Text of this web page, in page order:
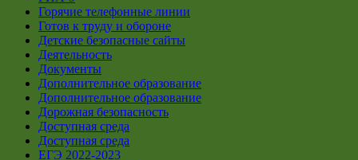
Горячие телефонные линии
Готов к труду и обороне
Детские безопасные сайты
Деятельность
Документы
Дополнительное образование
Дополнительное образование
Дорожная безопасность
Доступная среда
Доступная среда
ЕГЭ 2022-2023